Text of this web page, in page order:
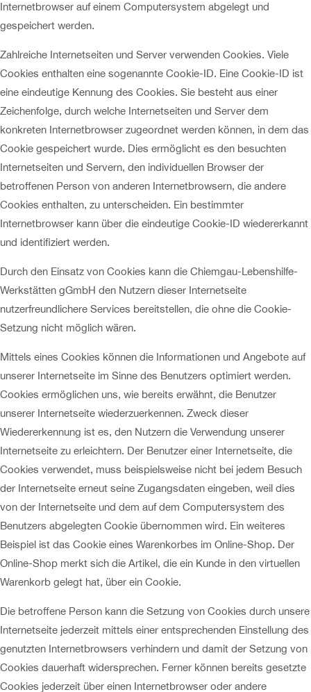
Internetbrowser auf einem Computersystem abgelegt und
gespeichert werden.
Zahlreiche Internetseiten und Server verwenden Cookies. Viele
Cookies enthalten eine sogenannte Cookie-ID. Eine Cookie-ID ist
eine eindeutige Kennung des Cookies. Sie besteht aus einer
Zeichenfolge, durch welche Internetseiten und Server dem
konkreten Internetbrowser zugeordnet werden können, in dem das
Cookie gespeichert wurde. Dies ermöglicht es den besuchten
Internetseiten und Servern, den individuellen Browser der
betroffenen Person von anderen Internetbrowsern, die andere
Cookies enthalten, zu unterscheiden. Ein bestimmter
Internetbrowser kann über die eindeutige Cookie-ID wiedererkannt
und identifiziert werden.
Durch den Einsatz von Cookies kann die Chiemgau-Lebenshilfe-
Werkstätten gGmbH den Nutzern dieser Internetseite
nutzerfreundlichere Services bereitstellen, die ohne die Cookie-
Setzung nicht möglich wären.
Mittels eines Cookies können die Informationen und Angebote auf
unserer Internetseite im Sinne des Benutzers optimiert werden.
Cookies ermöglichen uns, wie bereits erwähnt, die Benutzer
unserer Internetseite wiederzuerkennen. Zweck dieser
Wiedererkennung ist es, den Nutzern die Verwendung unserer
Internetseite zu erleichtern. Der Benutzer einer Internetseite, die
Cookies verwendet, muss beispielsweise nicht bei jedem Besuch
der Internetseite erneut seine Zugangsdaten eingeben, weil dies
von der Internetseite und dem auf dem Computersystem des
Benutzers abgelegten Cookie übernommen wird. Ein weiteres
Beispiel ist das Cookie eines Warenkorbes im Online-Shop. Der
Online-Shop merkt sich die Artikel, die ein Kunde in den virtuellen
Warenkorb gelegt hat, über ein Cookie.
Die betroffene Person kann die Setzung von Cookies durch unsere
Internetseite jederzeit mittels einer entsprechenden Einstellung des
genutzten Internetbrowsers verhindern und damit der Setzung von
Cookies dauerhaft widersprechen. Ferner können bereits gesetzte
Cookies jederzeit über einen Internetbrowser oder andere